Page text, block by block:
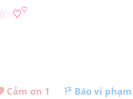
h ♡♡
♡
Cảm ơn 1 Báo vi phạm